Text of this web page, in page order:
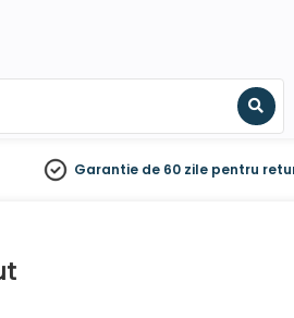
Garantie de 60 zile pentru